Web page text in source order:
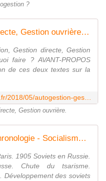
?
★ Autogestion, Gestion directe, Gestion ouvrière - Socialisme libertaire
Gestion directe, Gestion
faire ? AVANT-PROPOS
de ces deux textes sur la
Gestion ouvrière.
★ Dossier autogestion : chronologie - Socialisme libertaire
1905 Soviets en Russie.
Chute du tsarisme.
Développement des soviets